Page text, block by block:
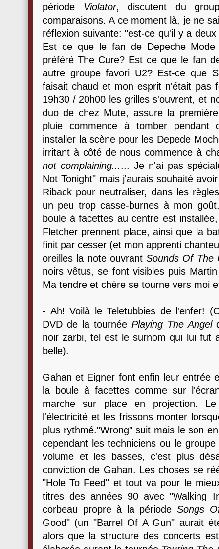
période Violator, discutent du
comparaisons. A ce moment là, je ne
réflexion suivante: "est-ce qu'il y a
Est ce que le fan de Depeche
préféré The Cure? Est ce que le fan
autre groupe favori U2? Est-ce que
faisait chaud et mon esprit n'était pas
19h30 / 20h00 les grilles s'ouvrent, et
duo de chez Mute, assure la
pluie commence à tomber pendant
installer la scène pour les Depede
irritant à côté de nous commence à
not complaining...... Je n'ai pas
Not Tonight" mais j'aurais souhaité
Riback pour neutraliser, dans les
un peu trop casse-burnes à mon
boule à facettes au centre est
Fletcher prennent place, ainsi que la
finit par cesser (et mon apprenti
oreilles la note ouvrantSounds Of The
noirs vêtus, se font visibles puis
Ma tendre et chère se tourne vers moi
- Ah! Voilà le Teletubbies de l'enfer!
DVD de la tournée Playing The Angel
noir zarbi, tel est le surnom qui lui fut
belle).
Gahan et Eigner font enfin leur entrée
la boule à facettes comme sur
marche sur place en projection.
l'électricité et les frissons monter
plus rythmé."Wrong" suit mais le son
cependant les techniciens ou le
volume et les basses, c'est plus
conviction de Gahan. Les choses se
"Hole To Feed" et tout va pour le
titres des années 90 avec "Walking
corbeau propre à la période Songs
Good" (un "Barrel Of A Gun" aurait
alors que la structure des concerts